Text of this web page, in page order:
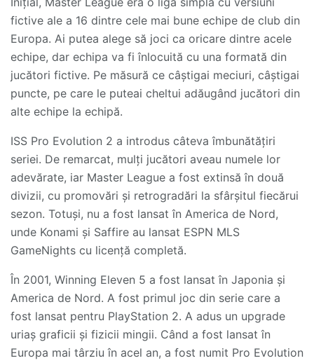
fictive ale a 16 dintre cele mai bune echipe de club din
Europa. Ai putea alege să joci ca oricare dintre acele
echipe, dar echipa va fi înlocuită cu una formată din
jucători fictive. Pe măsură ce câștigai meciuri, câștigai
puncte, pe care le puteai cheltui adăugând jucători din
alte echipe la echipă.
ISS Pro Evolution 2 a introdus câteva îmbunătățiri
seriei. De remarcat, mulți jucători aveau numele lor
adevărate, iar Master League a fost extinsă în două
divizii, cu promovări și retrogradări la sfârșitul fiecărui
sezon. Totuși, nu a fost lansat în America de Nord,
unde Konami și Saffire au lansat ESPN MLS
GameNights cu licență completă.
În 2001, Winning Eleven 5 a fost lansat în Japonia și
America de Nord. A fost primul joc din serie care a
fost lansat pentru PlayStation 2. A adus un upgrade
uriaș graficii și fizicii mingii. Când a fost lansat în
Europa mai târziu în acel an, a fost numit Pro Evolution